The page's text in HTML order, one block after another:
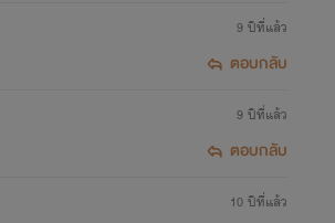
9 ปีที่แล้ว
ตอบกลับ
9 ปีที่แล้ว
ตอบกลับ
10 ปีที่แล้ว